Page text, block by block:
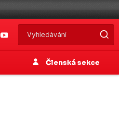
Členská sekce